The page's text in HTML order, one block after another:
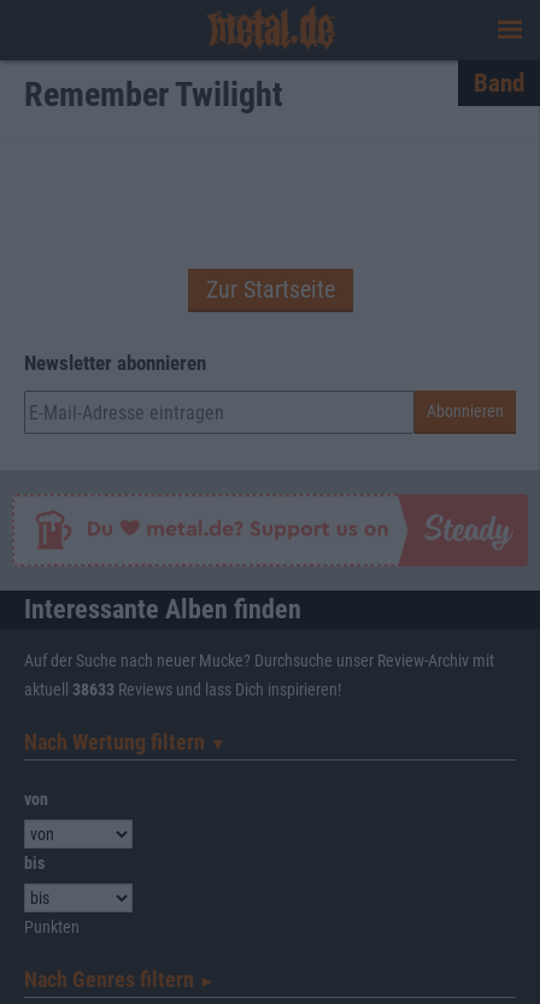
Remember Twilight Band
Zur Startseite
Newsletter abonnieren
Interessante Alben finden
Auf der Suche nach neuer Mucke? Durchsuche unser Review-Archiv mit
aktuell 38633 Reviews und lass Dich inspirieren!
Nach Wertung filtern ▼︎
von
bis
Punkten
Nach Genres filtern ►︎